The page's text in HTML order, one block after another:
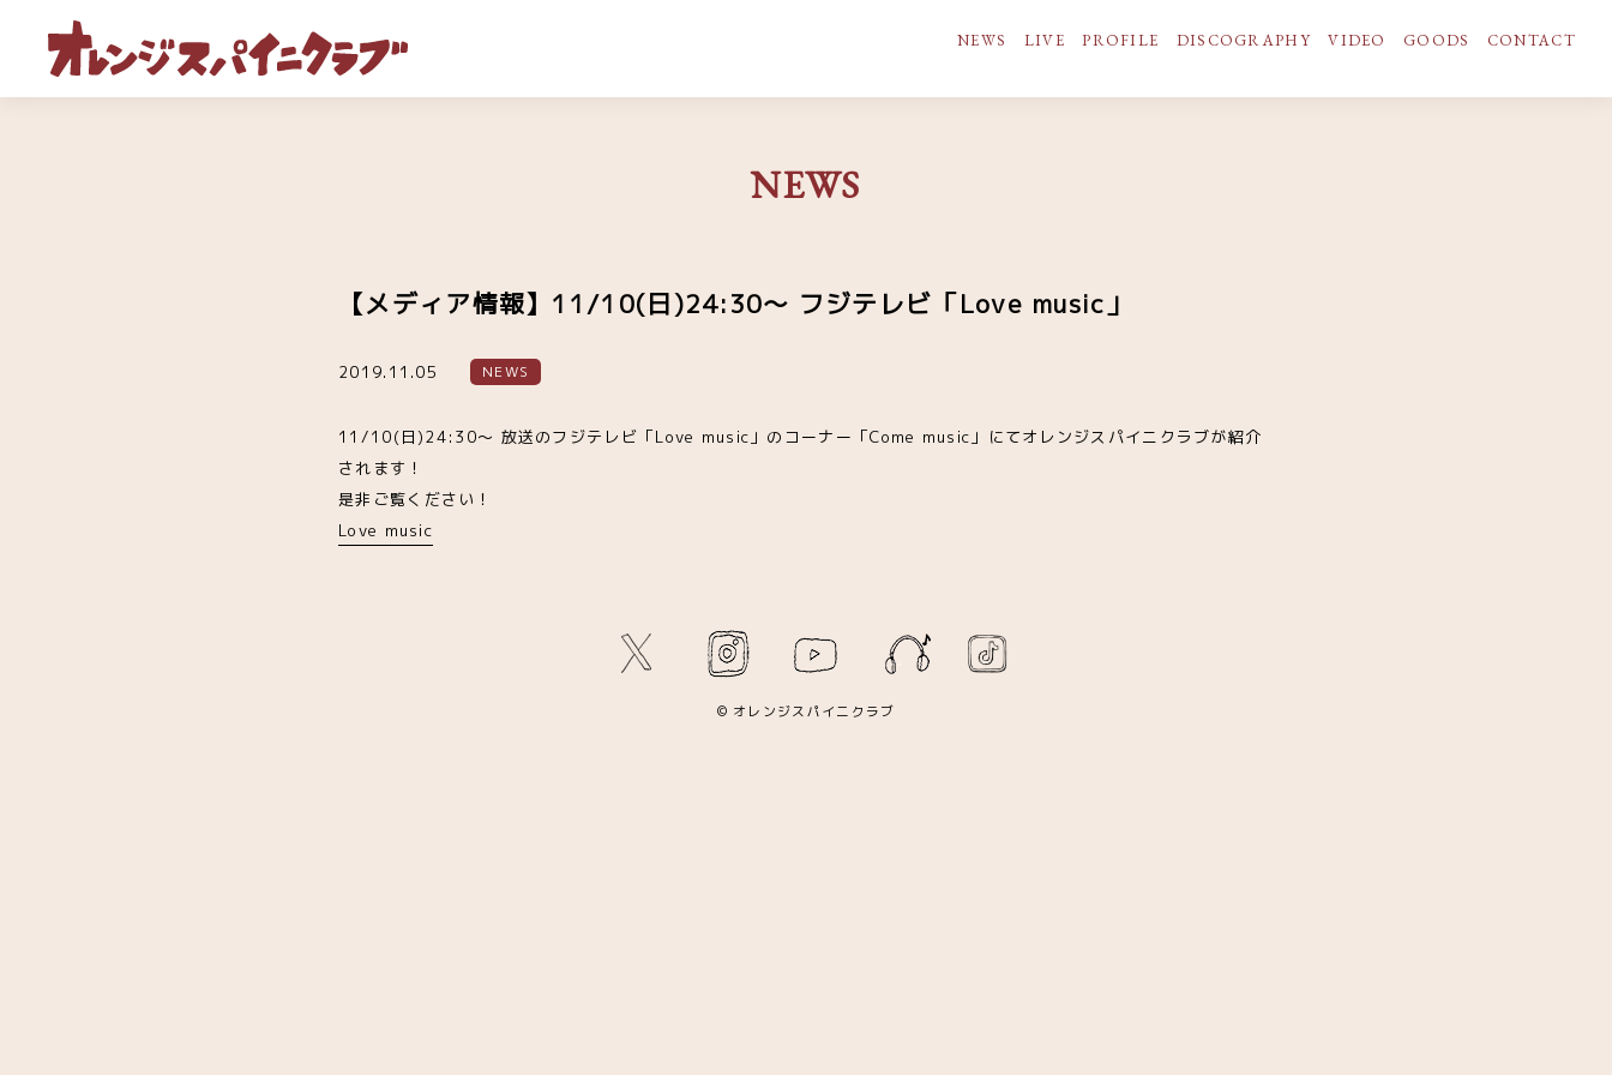
NEWS LIVE PROFILE DISCOGRAPHY VIDEO GOODS CONTACT
NEWS
【メディア情報】11/10(日)24:30〜 フジテレビ「Love music」
2019.11.05 NEWS
11/10(日)24:30〜 放送のフジテレビ「Love music」のコーナー「Come music」にてオレンジスパイニクラブが紹介
されます！
是非ご覧ください！
Love music
© オレンジスパイニクラブ